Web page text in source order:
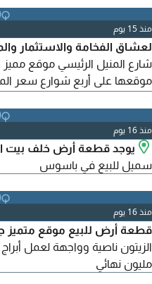
منذ 15 يوم
لعشاق الفخامة والاستثمار
منذ 16 يوم
سميل للبيع في باسوس
منذ 16 يوم
قطعة أرض للبيع موقع متميز
مليون نهائي